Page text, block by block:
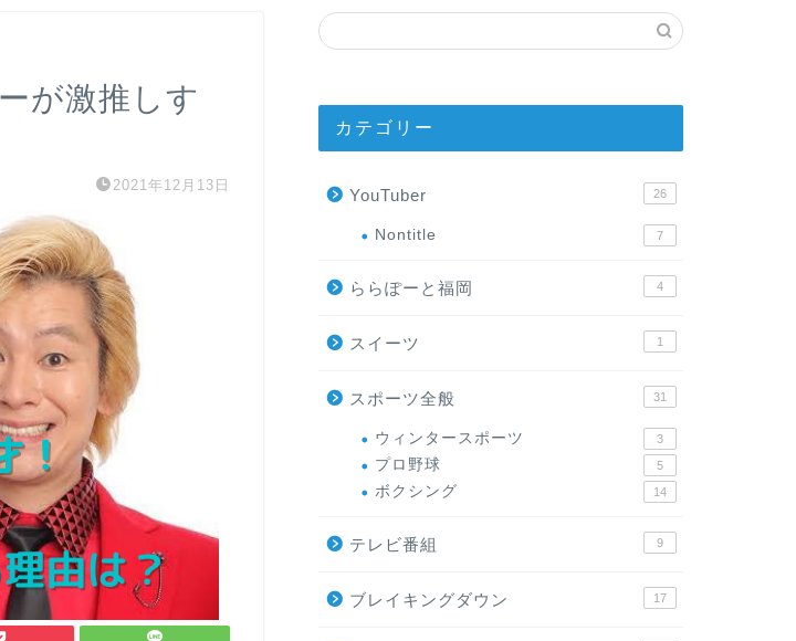
が激推しす
2021年12月13日
カテゴリー
YouTuber 26
Nontitle 7
ららぽーと福岡 4
スイーツ 1
スポーツ全般 31
ウィンタースポーツ 3
プロ野球 5
ボクシング 14
テレビ番組 9
ブレイキングダウン 17